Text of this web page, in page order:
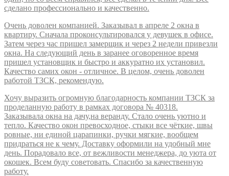
сделано профессионально и качественно.
Очень доволен компанией. Заказывал в апреле 2 окна в
квартиру. Сначала проконсультировался у девушек в офисе.
Затем через час пришел замерщик и через 2 недели привезли
окна. На следующий день в заранее оговоренное время
пришел установщик и быстро и аккуратно их установил.
Качество самих окон - отличное. В целом, очень доволен
работой ТЗСК, рекомендую.
Хочу выразить огромную благодарность компании ТЗСК за
проделанную работу в рамках договора № 40318.
Заказывала окна на дачу,на веранду. Стало очень уютно и
тепло. Качество окон превосходное, стыки все чёткие, швы
ровные, ни единой царапинки, ручки мягкие, вообщем
придраться не к чему. Доставку оформили на удобный мне
день. Порадовало все, от вежливости менеджера, до уюта от
окошек. Всем буду советовать. Спасибо за качественную
работу.